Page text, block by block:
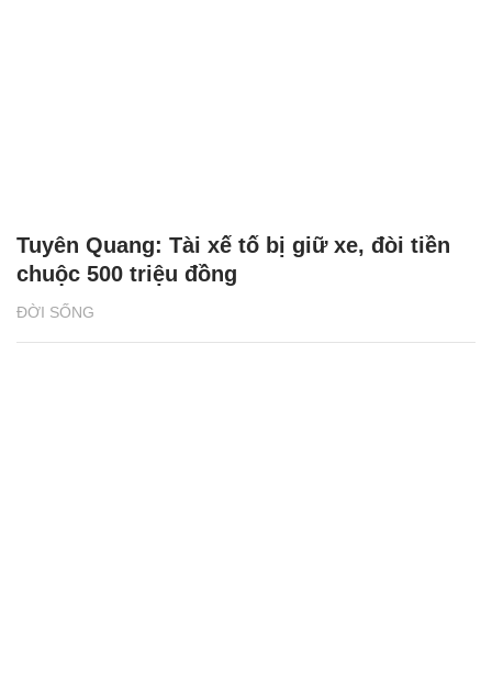
ĐỜI SỐNG
Tuyên Quang: Tài xế tố bị giữ xe, đòi tiền
chuộc 500 triệu đồng